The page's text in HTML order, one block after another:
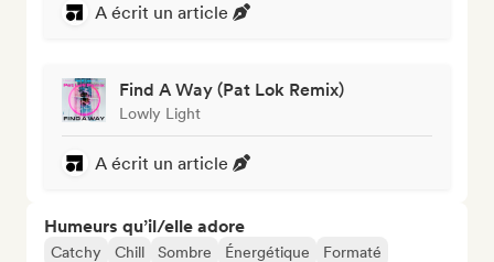
A écrit un article
Find A Way (Pat Lok Remix)
Lowly Light
A écrit un article
Humeurs qu’il/elle adore
Catchy Chill Sombre Énergétique
Formaté